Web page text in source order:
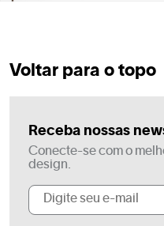
Voltar para o topo
Receba nossas
Conecte-se com o
design.